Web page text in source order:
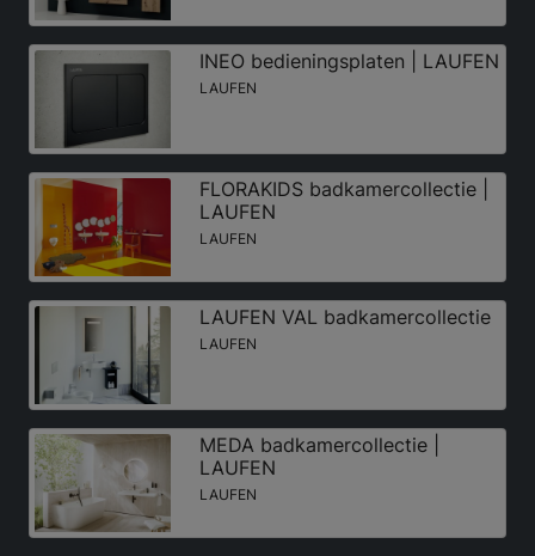
INEO bedieningsplaten | LAUFEN
LAUFEN
FLORAKIDS badkamercollectie |
LAUFEN
LAUFEN
LAUFEN VAL badkamercollectie
LAUFEN
MEDA badkamercollectie |
LAUFEN
LAUFEN